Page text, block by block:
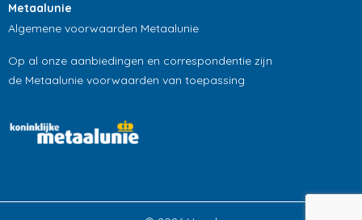
Metaalunie
Algemene voorwaarden Metaalunie
Op al onze aanbiedingen en correspondentie zijn
de Metaalunie voorwaarden van toepassing